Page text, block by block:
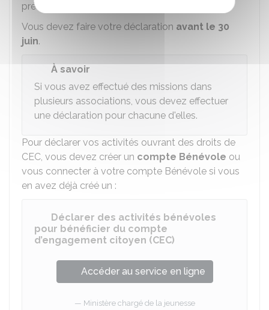
précédente.
Vous devez faire votre déclaration avant le 30
juin.
À savoir
Si vous avez effectué des missions dans
plusieurs associations, vous devez effectuer
une déclaration pour chacune d'elles.
Pour déclarer vos activités ouvrant des droits de
CEC, vous devez créer un compte Bénévole ou
vous connecter à votre compte Bénévole si vous
en avez déjà créé un :
Déclarer des activités bénévoles
pour bénéficier du compte
d’engagement citoyen (CEC)
Accéder au service en ligne
Ministère chargé de la jeunesse